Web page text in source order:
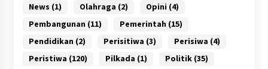
News (1) Olahraga (2) Opini (4)
Pembangunan (11) Pemerintah (15)
Pendidikan (2) Perisitiwa (3) Perisiwa (4)
Peristiwa (120) Pilkada (1) Politik(35)